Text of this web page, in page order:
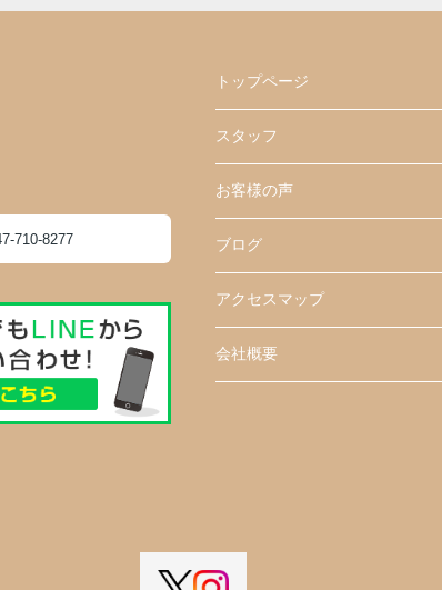
710-8277
トップページ
スタッフ
お客様の声
ブログ
アクセスマップ
会社概要